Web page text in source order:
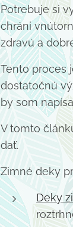
Potrebuje si
chráni
zdravú a
Tento proces
dostatočnú
by som
V tomto
dať.
Zimné deky
Deky